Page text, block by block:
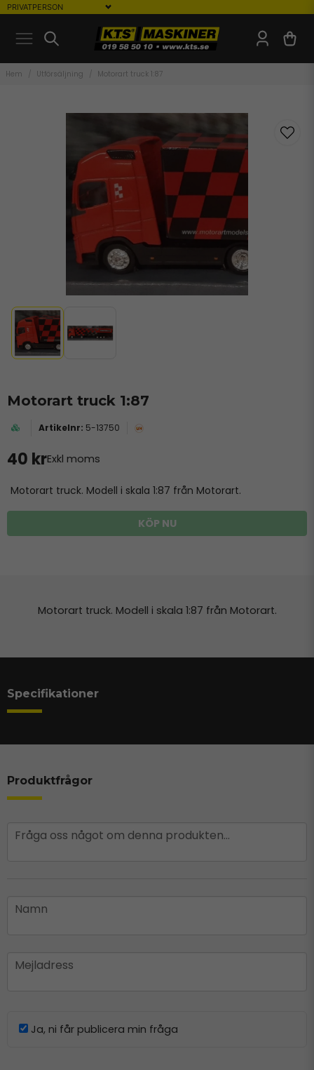
Hem Utförsäljning Motorart truck 1:87
Motorart truck 1:87
5-13750
40 krExkl moms
Motorart truck. Modell i skala 1:87 från Motorart.
KÖP NU
Motorart truck. Modell i skala 1:87 från Motorart.
Specifikationer
Produktfrågor
question
Fråga oss något om denna produkten...
name
Namn
email
Mejladress
Ja, ni får publicera min fråga